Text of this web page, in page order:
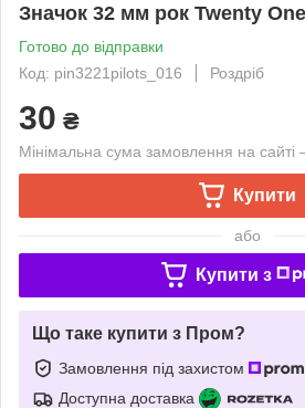
Значок 32 мм рок Twenty
Готово до відправки
Код: pin3221pilots_016
Роздріб
30 ₴
Мінімальна сума замовлення на
Купити
або
Купити з
Що таке купити з Пром?
Замовлення під захистом
Доступна доставка